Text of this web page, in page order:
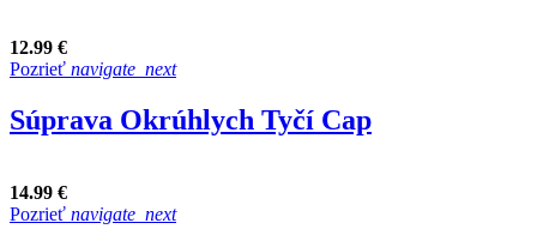
12.99 €
Pozrieť navigate_next
Súprava Okrúhlych Tyčí Cap
14.99 €
Pozrieť navigate_next